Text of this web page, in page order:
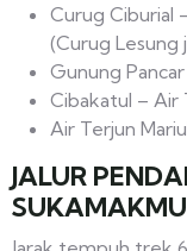
Curug Ciburial
(Curug Lesung
Gunung
Cibakatul – Air
Air Terjun
JALUR